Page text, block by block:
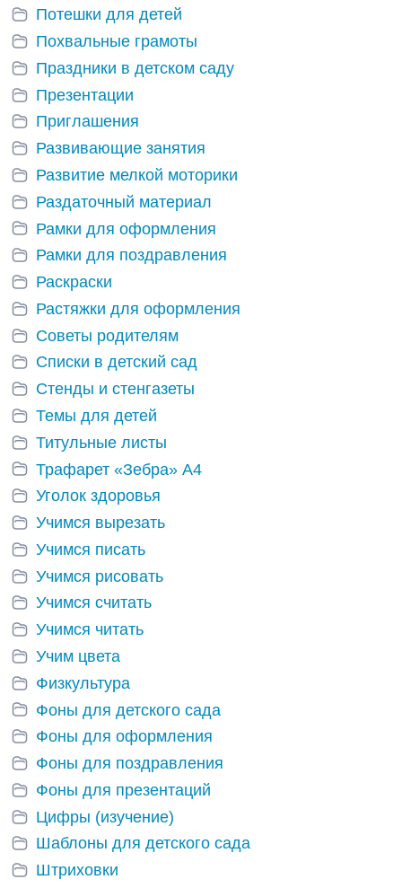
Потешки для детей
Похвальные грамоты
Праздники в детском саду
Презентации
Приглашения
Развивающие занятия
Развитие мелкой моторики
Раздаточный материал
Рамки для оформления
Рамки для поздравления
Раскраски
Растяжки для оформления
Советы родителям
Списки в детский сад
Стенды и стенгазеты
Темы для детей
Титульные листы
Трафарет «Зебра» А4
Уголок здоровья
Учимся вырезать
Учимся писать
Учимся рисовать
Учимся считать
Учимся читать
Учим цвета
Физкультура
Фоны для детского сада
Фоны для оформления
Фоны для поздравления
Фоны для презентаций
Цифры (изучение)
Шаблоны для детского сада
Штриховки